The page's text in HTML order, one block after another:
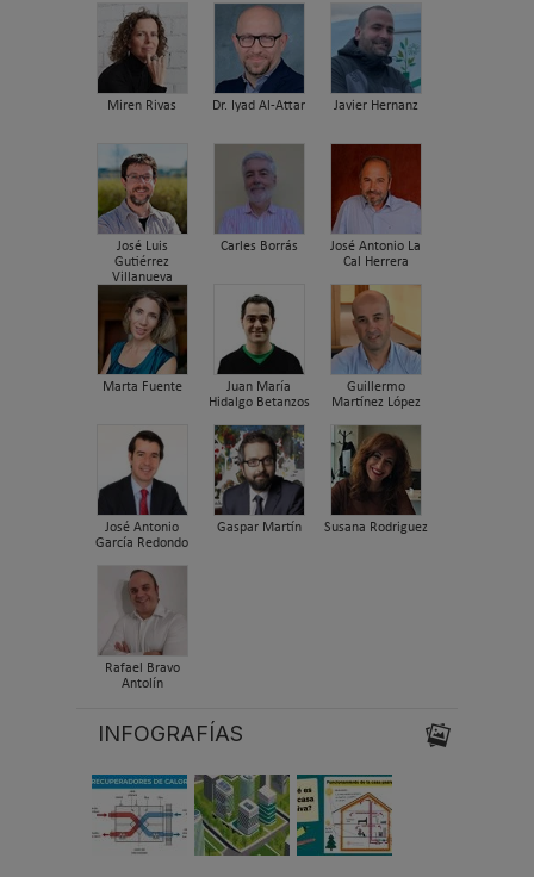
Miren Rivas Dr. Iyad Al-Attar Javier Hernanz
José Luis
Gutiérrez
Villanueva
Carles Borrás
José Antonio La
Cal Herrera
Marta Fuente
Juan María
Hidalgo Betanzos
Guillermo
Martínez López
José Antonio
García Redondo
Gaspar Martín Susana Rodriguez
Rafael Bravo
Antolín
INFOGRAFÍAS